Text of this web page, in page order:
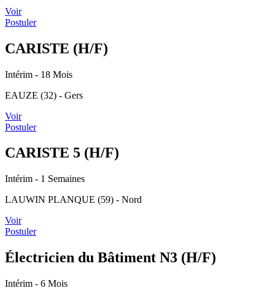
Voir
Postuler
CARISTE (H/F)
Intérim - 18 Mois
EAUZE (32) - Gers
Voir
Postuler
CARISTE 5 (H/F)
Intérim - 1 Semaines
LAUWIN PLANQUE (59) - Nord
Voir
Postuler
Électricien du Bâtiment N3 (H/F)
Intérim - 6 Mois